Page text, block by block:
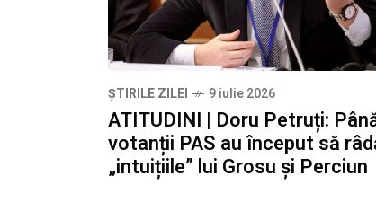
ȘTIRILE ZILEI 9 iulie 2026
ATITUDINI | Doru Petruți:
votanții PAS au început să
„intuițiile” lui Grosu și Perciun